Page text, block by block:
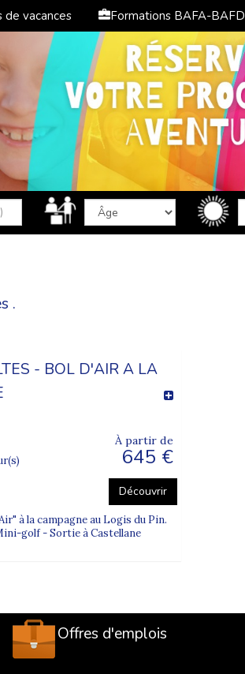
de vacances Formations BAFA-BAFD
.
- BOL D'AIR A LA
À partir de
645 €
Découvrir
à la campagne au Logis du Pin.
golf - Sortie à Castellane
Offres d'emplois